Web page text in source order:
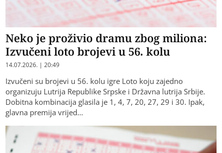
Neko je proživio dramu zbog miliona:
Izvučeni loto brojevi u 56. kolu
14.07.2026. | 20:49
Izvučeni su brojevi u 56. kolu igre Loto koju zajedno
organizuju Lutrija Republike Srpske i Državna lutrija Srbije.
Dobitna kombinacija glasila je 1, 4, 7, 20, 27, 29 i 30. Ipak,
glavna premija vrijed…